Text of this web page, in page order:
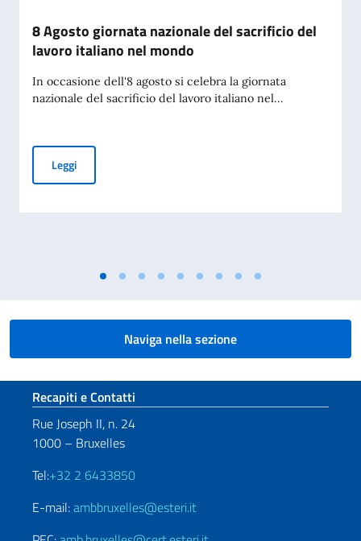
8 Agosto giornata nazionale del sacrificio del
lavoro italiano nel mondo
In occasione dell'8 agosto si celebra la giornata
nazionale del sacrificio del lavoro italiano nel...
Leggi8 Agosto giornata nazionale del sacrificio del lavoro
Naviga nella sezione
Sezione footer
Recapiti e Contatti
Rue Joseph II, n. 24
1000 – Bruxelles
Tel:+32 2 6433850
E-mail:ambbruxelles@esteri.it